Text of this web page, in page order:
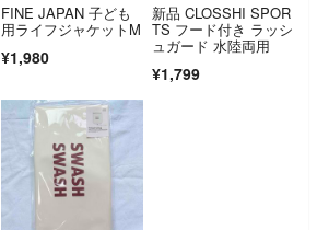
FINE JAPAN 子ども
用ライフジャケットM
¥1,980
新品 CLOSSHI SPOR
TS フード付き ラッシ
ュガード 水陸両用
¥1,799